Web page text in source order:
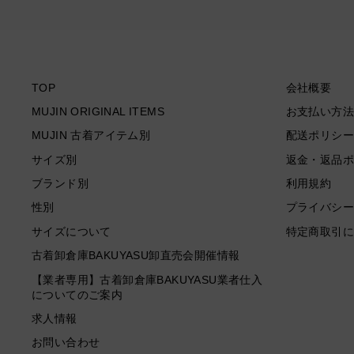
TOP
MUJIN ORIGINAL ITEMS
MUJIN 古着アイテム別
サイズ別
ブランド別
性別
サイズについて
古着卸倉庫BAKUYASU卸直売会開催情報
【業者専用】古着卸倉庫BAKUYASU業者仕入
についてのご案内
求人情報
お問い合わせ
会社概要
お支払い方
配送ポリシー
返金・返品
利用規約
プライバシ
特定商取引